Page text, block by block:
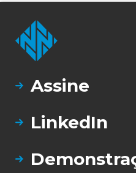
proteção de CPS, no
Ler todas as
perguntas
Assine
LinkedIn